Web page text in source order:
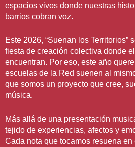
espacios vivos donde nuestras
barrios cobran voz.
Este 2026, “Suenan los Territorios”
fiesta de creación colectiva donde
encuentran. Por eso, este año
escuelas de la Red suenen al
que somos un proyecto que cree,
música.
Más allá de una presentación
tejido de experiencias, afectos y
Cada nota que tocamos resuena